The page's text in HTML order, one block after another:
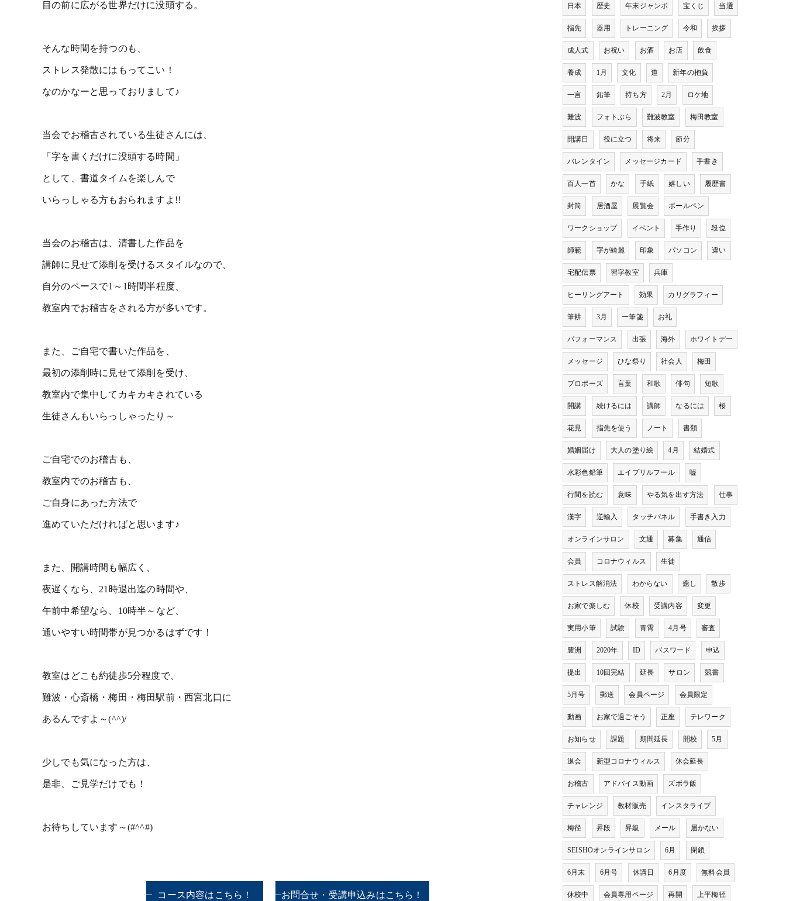
目の前に広がる世界だけに没頭する。
そんな時間を持つのも、
ストレス発散にはもってこい！
なのかなーと思っておりまして♪
当会でお稽古されている生徒さんには、
「字を書くだけに没頭する時間」
として、書道タイムを楽しんで
いらっしゃる方もおられますよ!!
当会のお稽古は、清書した作品を
講師に見せて添削を受けるスタイルなので、
自分のペースで1～1時間半程度、
教室内でお稽古をされる方が多いです。
また、ご自宅で書いた作品を、
最初の添削時に見せて添削を受け、
教室内で集中してカキカキされている
生徒さんもいらっしゃったり～
ご自宅でのお稽古も、
教室内でのお稽古も、
ご自身にあった方法で
進めていただければと思います♪
また、開講時間も幅広く、
夜遅くなら、21時退出迄の時間や、
午前中希望なら、10時半～など、
通いやすい時間帯が見つかるはずです！
教室はどこも約徒歩5分程度で、
難波・心斎橋・梅田・梅田駅前・西宮北口に
あるんですよ～(^^)/
少しでも気になった方は、
是非、ご見学だけでも！
お待ちしています～(#^^#)
コース内容はこちら！ お問合せ・受講申込みはこちら！
日本 歴史 年末ジャンボ 宝くじ 当選
指先 器用 トレーニング 令和 挨拶
成人式 お祝い お酒 お店 飲食
養成 1月 文化 道 新年の抱負
一言 鉛筆 持ち方 2月 ロケ地
難波 フォトぶら 難波教室 梅田教室
開講日 役に立つ 将来 節分
バレンタイン メッセージカード 手書き
百人一首 かな 手紙 嬉しい 履歴書
封筒 居酒屋 展覧会 ボールペン
ワークショップ イベント 手作り 段位
師範 字が綺麗 印象 パソコン 違い
宅配伝票 習字教室 兵庫
ヒーリングアート 効果 カリグラフィー
筆耕 3月 一筆箋 お礼
パフォーマンス 出張 海外 ホワイトデー
メッセージ ひな祭り 社会人 梅田
プロポーズ 言葉 和歌 俳句 短歌
開講 続けるには 講師 なるには 桜
花見 指先を使う ノート 書類
婚姻届け 大人の塗り絵 4月 結婚式
水彩色鉛筆 エイプリルフール 嘘
行間を読む 意味 やる気を出す方法 仕事
漢字 逆輸入 タッチパネル 手書き入力
オンラインサロン 文通 募集 通信
会員 コロナウィルス 生徒
ストレス解消法 わからない 癒し 散歩
お家で楽しむ 休校 受講内容 変更
実用小筆 試験 青霄 4月号 審査
豊洲 2020年 ID パスワード 申込
提出 10回完結 延長 サロン 競書
5月号 郵送 会員ページ 会員限定
動画 お家で過ごそう 正座 テレワーク
お知らせ 課題 期間延長 開校 5月
退会 新型コロナウィルス 休会延長
お稽古 アドバイス動画 ズボラ飯
チャレンジ 教材販売 インスタライブ
梅径 昇段 昇級 メール 届かない
SEISHOオンラインサロン 6月 閉鎖
6月末 6月号 休講日 6月度 無料会員
休校中 会員専用ページ 再開 上平梅径